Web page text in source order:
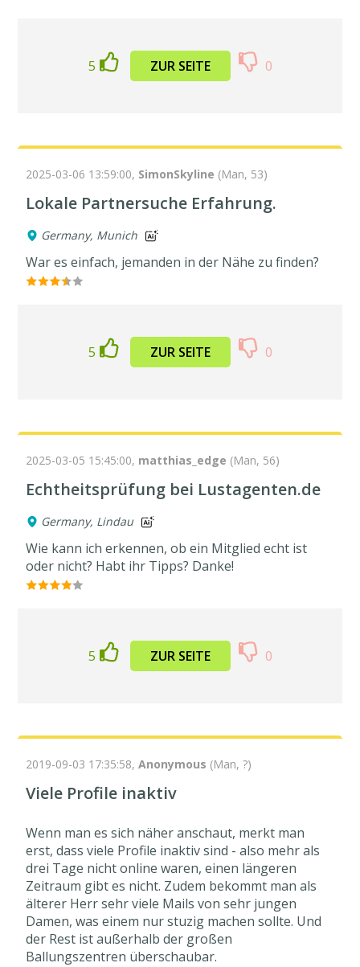
5 ZUR SEITE 0
2025-03-06 13:59:00, SimonSkyline (Man, 53)
Lokale Partnersuche Erfahrung.
Germany, Munich
War es einfach, jemanden in der Nähe zu finden?
5 ZUR SEITE 0
2025-03-05 15:45:00, matthias_edge (Man, 56)
Echtheitsprüfung bei Lustagenten.de
Germany, Lindau
Wie kann ich erkennen, ob ein Mitglied echt ist
oder nicht? Habt ihr Tipps? Danke!
5 ZUR SEITE 0
2019-09-03 17:35:58,Anonymous (Man, ?)
Viele Profile inaktiv
Wenn man es sich näher anschaut, merkt man
erst, dass viele Profile inaktiv sind - also mehr als
drei Tage nicht online waren, einen längeren
Zeitraum gibt es nicht. Zudem bekommt man als
älterer Herr sehr viele Mails von sehr jungen
Damen, was einem nur stuzig machen sollte. Und
der Rest ist außerhalb der großen
Ballungszentren überschaubar.